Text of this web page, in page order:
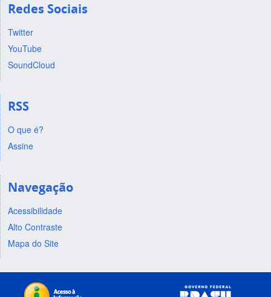
Redes Sociais
Twitter
YouTube
SoundCloud
RSS
O que é?
Assine
Navegação
Acessibilidade
Alto Contraste
Mapa do Site